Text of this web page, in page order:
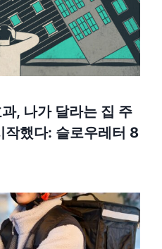
, 나가 달라는 집 주
작했다: 슬로우레터 8